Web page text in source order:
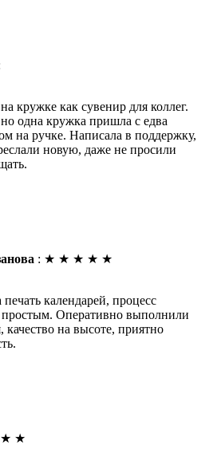
кружке как сувенир для коллег.
одна кружка пришла с едва
на ручке. Написала в поддержку,
новую, даже не просили
: ★ ★ ★ ★ ★
печать календарей, процесс
простым. Оперативно выполнили
качество на высоте, приятно
★ ★